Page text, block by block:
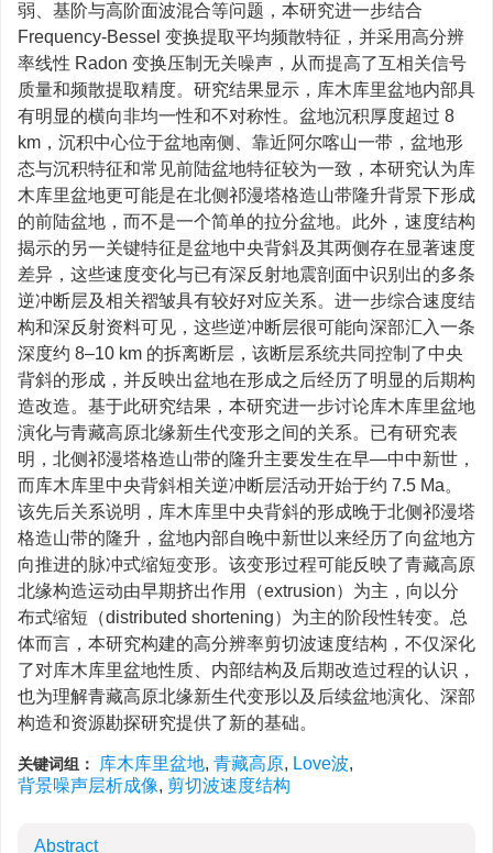
弱、基阶与高阶面波混合等问题，本研究进一步结合
Frequency-Bessel 变换提取平均频散特征，并采用高分辨
率线性 Radon 变换压制无关噪声，从而提高了互相关信号
质量和频散提取精度。研究结果显示，库木库里盆地内部具
有明显的横向非均一性和不对称性。盆地沉积厚度超过 8
km，沉积中心位于盆地南侧、靠近阿尔喀山一带，盆地形
态与沉积特征和常见前陆盆地特征较为一致，本研究认为库
木库里盆地更可能是在北侧祁漫塔格造山带隆升背景下形成
的前陆盆地，而不是一个简单的拉分盆地。此外，速度结构
揭示的另一关键特征是盆地中央背斜及其两侧存在显著速度
差异，这些速度变化与已有深反射地震剖面中识别出的多条
逆冲断层及相关褶皱具有较好对应关系。进一步综合速度结
构和深反射资料可见，这些逆冲断层很可能向深部汇入一条
深度约 8–10 km 的拆离断层，该断层系统共同控制了中央
背斜的形成，并反映出盆地在形成之后经历了明显的后期构
造改造。基于此研究结果，本研究进一步讨论库木库里盆地
演化与青藏高原北缘新生代变形之间的关系。已有研究表
明，北侧祁漫塔格造山带的隆升主要发生在早—中中新世，
而库木库里中央背斜相关逆冲断层活动开始于约 7.5 Ma。
该先后关系说明，库木库里中央背斜的形成晚于北侧祁漫塔
格造山带的隆升，盆地内部自晚中新世以来经历了向盆地方
向推进的脉冲式缩短变形。该变形过程可能反映了青藏高原
北缘构造运动由早期挤出作用（extrusion）为主，向以分
布式缩短（distributed shortening）为主的阶段性转变。总
体而言，本研究构建的高分辨率剪切波速度结构，不仅深化
了对库木库里盆地性质、内部结构及后期改造过程的认识，
也为理解青藏高原北缘新生代变形以及后续盆地演化、深部
构造和资源勘探研究提供了新的基础。
关键词组： 库木库里盆地, 青藏高原, Love波,
背景噪声层析成像, 剪切波速度结构
Abstract